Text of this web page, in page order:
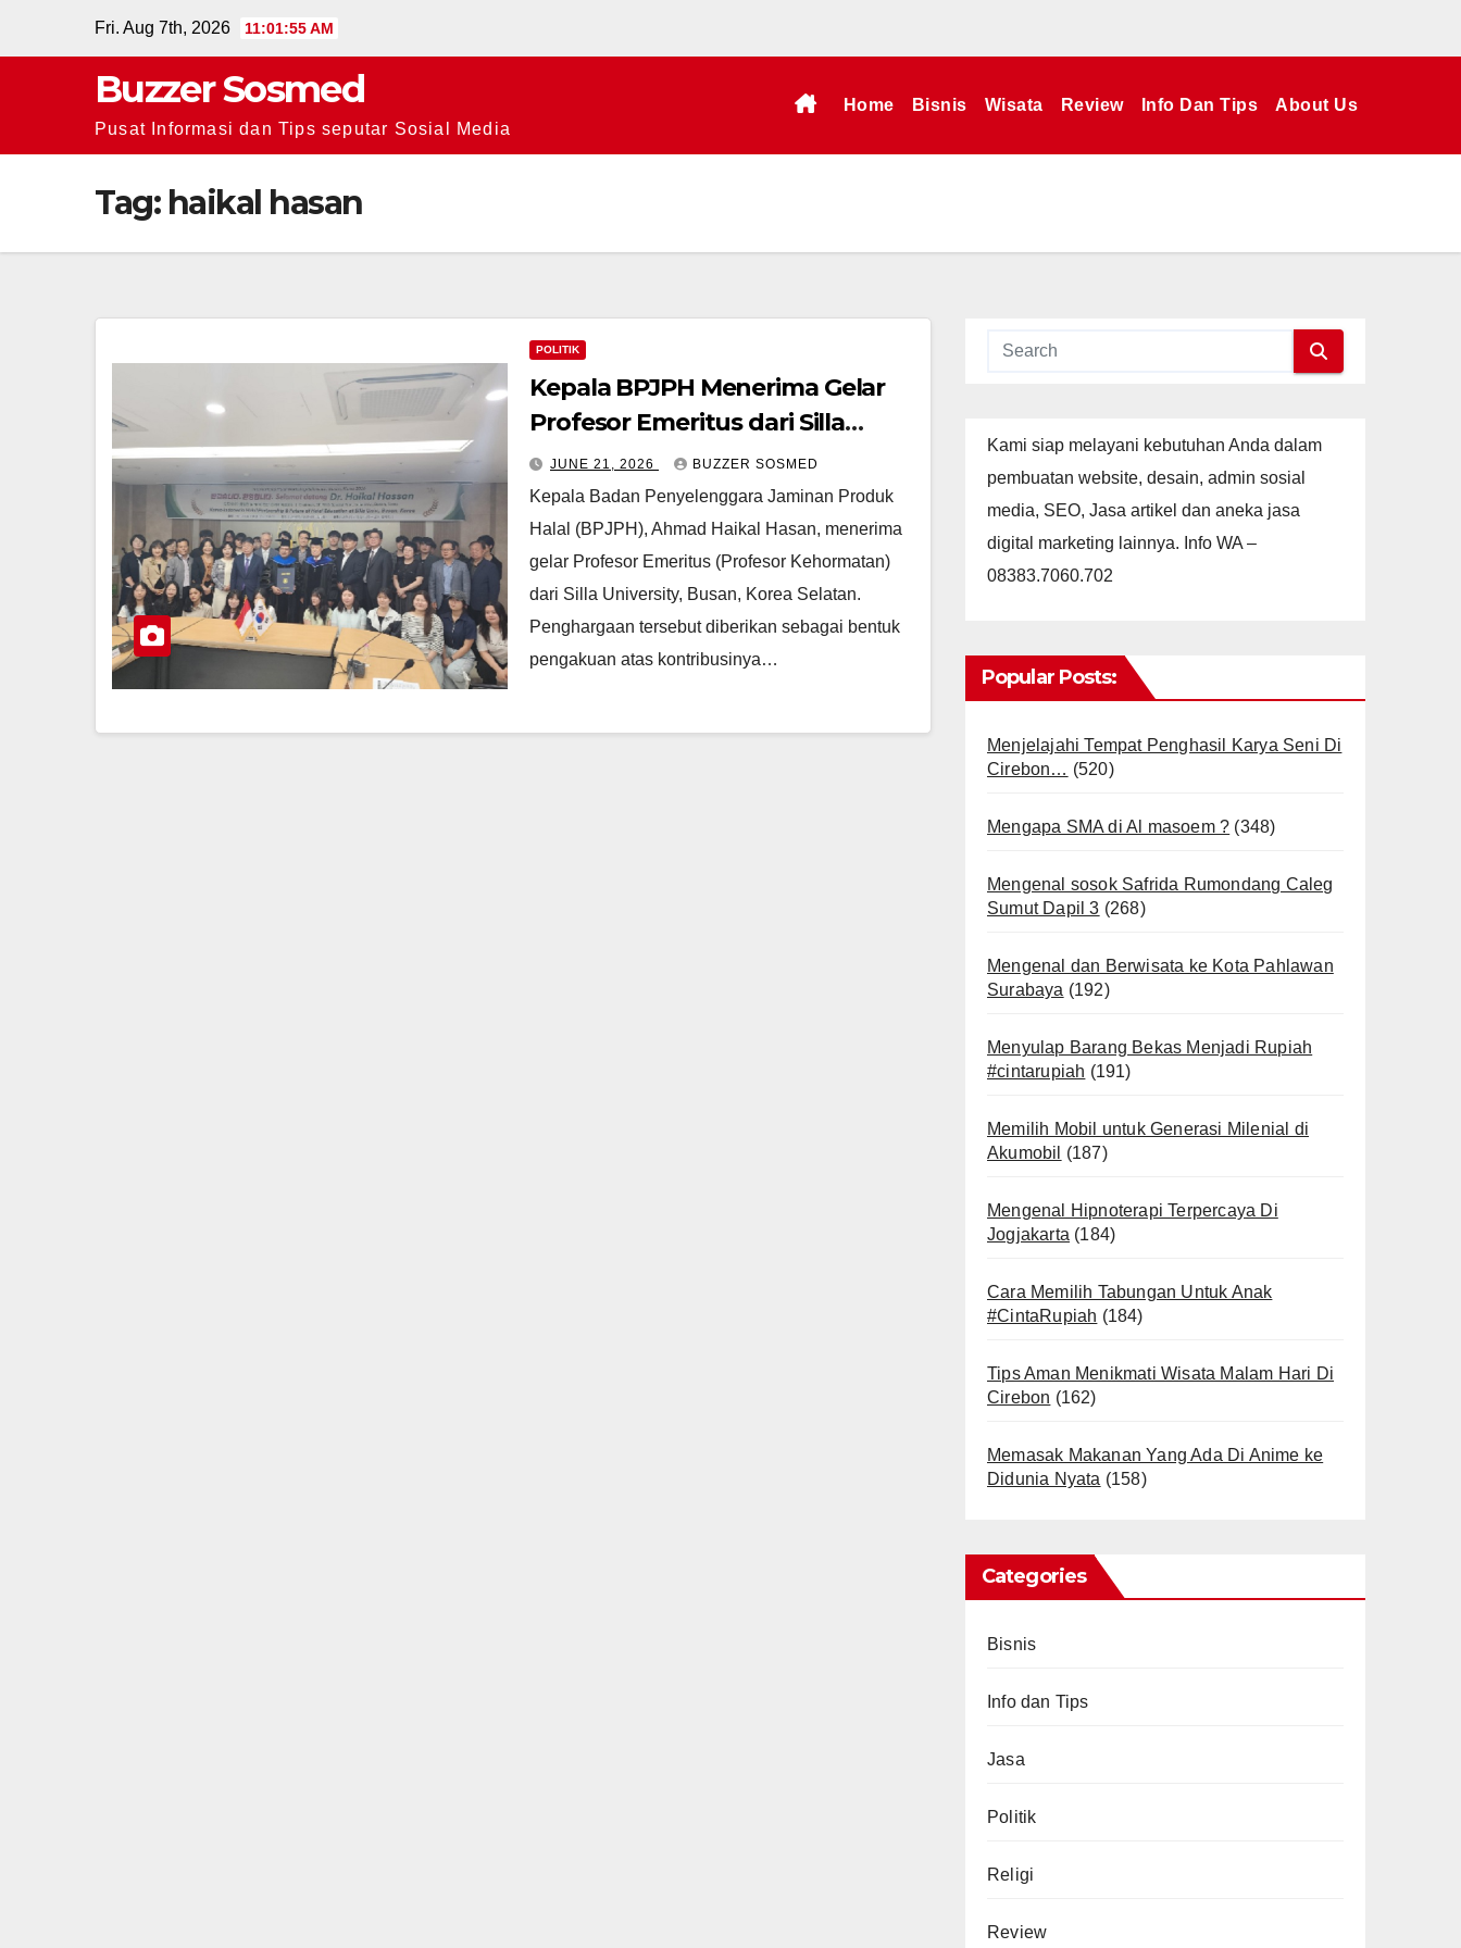
Fri. Aug 7th, 2026 11:01:55 AM
Buzzer Sosmed
Pusat Informasi dan Tips seputar Sosial Media
Home Bisnis Wisata Review Info Dan Tips About Us
Tag: haikal hasan
POLITIK
Kepala BPJPH Menerima Gelar
Profesor Emeritus dari Silla
University, Busan Korsel
JUNE 21, 2026 BUZZER SOSMED
Kepala Badan Penyelenggara Jaminan Produk
Halal (BPJPH), Ahmad Haikal Hasan, menerima
gelar Profesor Emeritus (Profesor Kehormatan)
dari Silla University, Busan, Korea Selatan.
Penghargaan tersebut diberikan sebagai bentuk
pengakuan atas kontribusinya…
Kami siap melayani kebutuhan Anda dalam
pembuatan website, desain, admin sosial
media, SEO, Jasa artikel dan aneka jasa
digital marketing lainnya. Info WA –
08383.7060.702
Popular Posts:
Menjelajahi Tempat Penghasil Karya Seni Di
Cirebon… (520)
Mengapa SMA di Al masoem ? (348)
Mengenal sosok Safrida Rumondang Caleg
Sumut Dapil 3 (268)
Mengenal dan Berwisata ke Kota Pahlawan
Surabaya (192)
Menyulap Barang Bekas Menjadi Rupiah
#cintarupiah (191)
Memilih Mobil untuk Generasi Milenial di
Akumobil
(187)
Mengenal Hipnoterapi Terpercaya Di
Jogjakarta (184)
Cara Memilih Tabungan Untuk Anak
#CintaRupiah (184)
Tips Aman Menikmati Wisata Malam Hari Di
Cirebon (162)
Memasak Makanan Yang Ada Di Anime ke
Didunia Nyata (158)
Categories
Bisnis
Info dan Tips
Jasa
Politik
Religi
Review